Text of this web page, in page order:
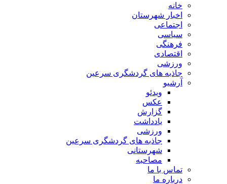
خانه
اخبار شهرستان
اجتماعی
سیاسی
فرهنگی
اقتصادی
ورزشی
جاذبه های گردشگری سرعین
آرشیو
ویدئو
عکس
گزارش
یادداشت
ورزشی
جاذبه های گردشگری سرعین
شهرستانی
مصاحبه
تماس با ما
درباره ما